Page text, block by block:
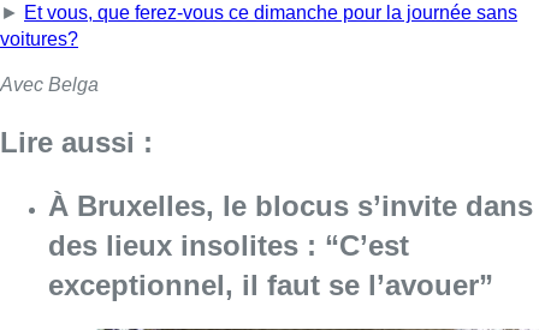
► Et vous, que ferez-vous ce dimanche pour la journée sans
voitures?
Avec Belga
Lire aussi :
À Bruxelles, le blocus s’invite dans
des lieux insolites : “C’est
exceptionnel, il faut se l’avouer”